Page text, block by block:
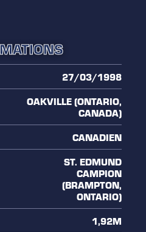
27/03/1998
OAKVILLE (ONTARIO,
CANADA)
CANADIEN
ST. EDMUND
CAMPION
(BRAMPTON,
ONTARIO)
1,92M